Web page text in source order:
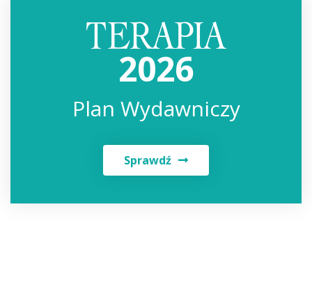
2026
Plan Wydawniczy
Sprawdź